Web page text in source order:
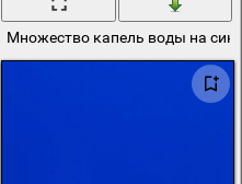
тоже кажется голубым
Множество капель воды на